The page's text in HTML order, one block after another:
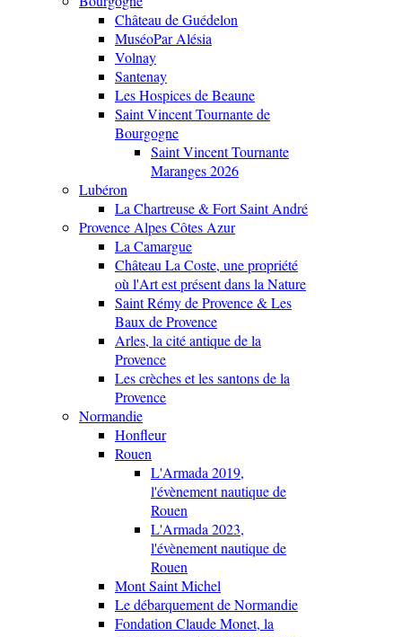
Château de Guédelon
MuséoPar Alésia
Volnay
Santenay
Les Hospices de Beaune
Saint Vincent Tournante de
Bourgogne
Saint Vincent Tournante
Maranges 2026
Lubéron
La Chartreuse & Fort Saint André
Provence Alpes Côtes Azur
La Camargue
Château La Coste, une propriété
où l'Art est présent dans la Nature
Saint Rémy de Provence & Les
Baux de Provence
Arles, la cité antique de la
Provence
Les crèches et les santons de la
Provence
Normandie
Honfleur
Rouen
L'Armada 2019,
l'évènement nautique de
Rouen
L'Armada 2023,
l'évènement nautique de
Rouen
Mont Saint Michel
Le débarquement de Normandie
Fondation Claude Monet, la